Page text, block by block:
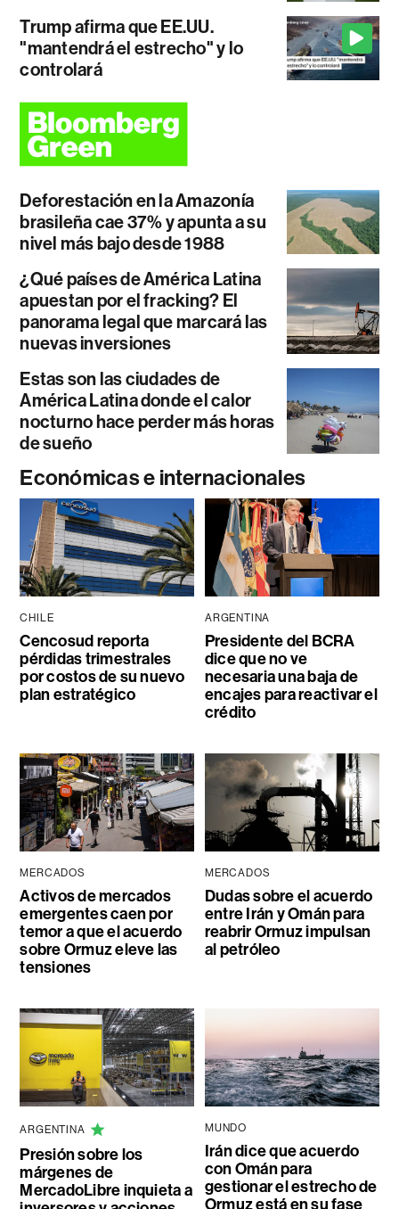
Trump afirma que EE.UU.
"mantendrá el estrecho" y lo
controlará
Deforestación en la Amazonía
brasileña cae 37% y apunta a su
nivel más bajo desde 1988
¿Qué países de América Latina
apuestan por el fracking? El
panorama legal que marcará las
nuevas inversiones
Estas son las ciudades de
América Latina donde el calor
nocturno hace perder más horas
de sueño
Económicas e internacionales
CHILE
Cencosud reporta
pérdidas trimestrales
por costos de su nuevo
plan estratégico
ARGENTINA
Presidente del BCRA
dice que no ve
necesaria una baja de
encajes para reactivar el
crédito
MERCADOS
Activos de mercados
emergentes caen por
temor a que el acuerdo
sobre Ormuz eleve las
tensiones
MERCADOS
Dudas sobre el acuerdo
entre Irán y Omán para
reabrir Ormuz impulsan
al petróleo
ARGENTINA
Presión sobre los
márgenes de
MercadoLibre inquieta a
MUNDO
Irán dice que acuerdo
con Omán para
gestionar el estrecho de
Ormuz está en su fase